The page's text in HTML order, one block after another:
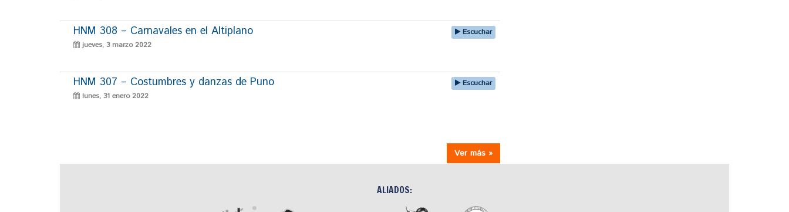
HNM 308 – Carnavales en el Altiplano
jueves, 3 marzo 2022
Escuchar
HNM 307 – Costumbres y danzas de Puno
lunes, 31 enero 2022
Escuchar
Ver más »
ALIADOS: